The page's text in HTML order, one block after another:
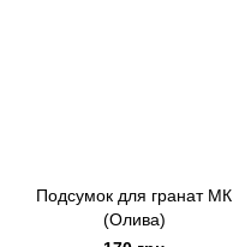
Подсумок для гранат МК
(Олива)